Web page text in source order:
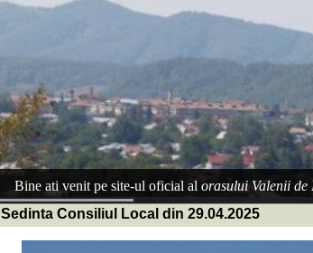
Bine ati venit pe site-ul oficial al orasului Valenii de
Sedinta Consiliul Local din 29.04.2025